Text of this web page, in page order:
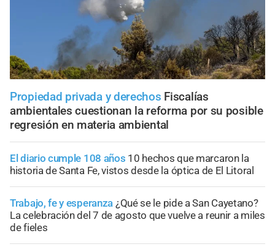
Propiedad privada y derechos Fiscalías
ambientales cuestionan la reforma por su posible
regresión en materia ambiental
El diario cumple 108 años 10 hechos que marcaron la
historia de Santa Fe, vistos desde la óptica de El Litoral
Trabajo, fe y esperanza ¿Qué se le pide a San Cayetano?
La celebración del 7 de agosto que vuelve a reunir a miles
de fieles